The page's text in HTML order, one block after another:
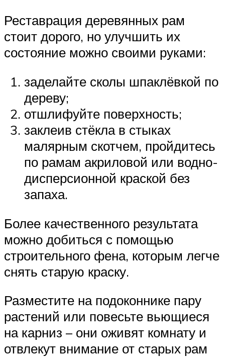
Реставрация деревянных рам
стоит дорого, но улучшить их
состояние можно своими руками:
заделайте сколы шпаклёвкой по
дереву;
отшлифуйте поверхность;
заклеив стёкла в стыках
малярным скотчем, пройдитесь
по рамам акриловой или водно-
дисперсионной краской без
запаха.
Более качественного результата
можно добиться с помощью
строительного фена, которым легче
снять старую краску.
Разместите на подоконнике пару
растений или повесьте вьющиеся
на карниз – они оживят комнату и
отвлекут внимание от старых рам